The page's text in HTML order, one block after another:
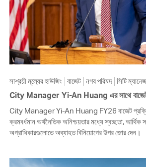
সাশ্রয়ী মূল্যের হাউজিং বাজেট নগর পরিষদ সিটি
City Manager Yi-An Huang এর সাথে
City Manager Yi-An Huang FY26 বাজেট
ক্রমবর্ধমান অর্থনৈতিক অনিশ্চয়তার মধ্যে স্বচ্ছতা,
অগ্রাধিকারগুলোতে অব্যাহত বিনিয়োগের উপর জোর দেন।